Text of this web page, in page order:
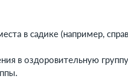
в садике (например,
в оздоровительную